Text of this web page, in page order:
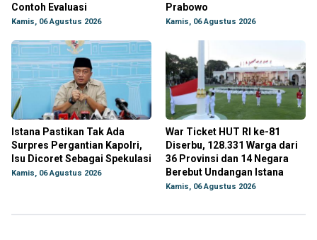
Contoh Evaluasi
Kamis, 06 Agustus 2026
Prabowo
Kamis, 06 Agustus 2026
Istana Pastikan Tak Ada
Surpres Pergantian Kapolri,
Isu Dicoret Sebagai Spekulasi
Kamis, 06 Agustus 2026
War Ticket HUT RI ke-81
Diserbu, 128.331 Warga dari
36 Provinsi dan 14 Negara
Berebut Undangan Istana
Kamis, 06 Agustus 2026